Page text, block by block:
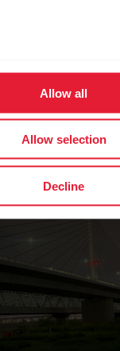
Allow all
Allow selection
Decline
均ペース：5:23/km
ニングパワー：
トルで給水しなが
したトレーニング